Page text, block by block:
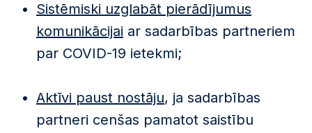
Sistēmiski uzglabāt pierādījumus
komunikācijai ar sadarbības partneriem
par COVID-19 ietekmi;
Aktīvi paust nostāju, ja sadarbības
partneri cenšas pamatot saistību